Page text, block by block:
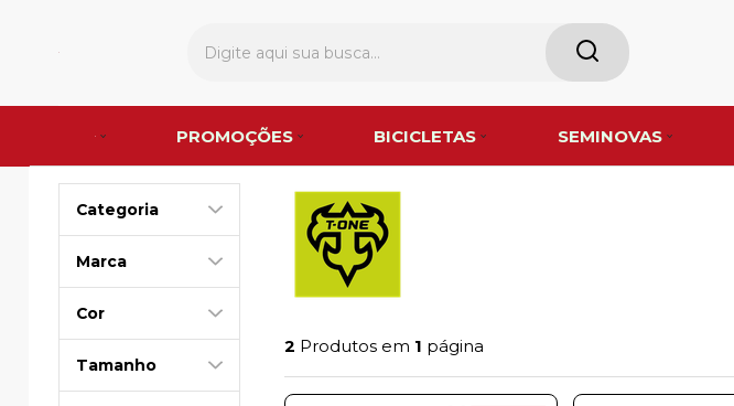
PROMOÇÕES BICICLETAS SEMINOVAS
Categoria
Marca
Cor
Tamanho
2 Produtos em 1 página